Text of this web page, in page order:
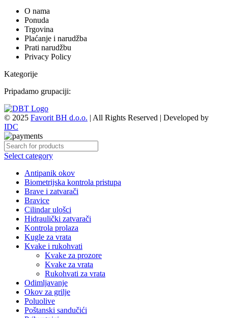
O nama
Ponuda
Trgovina
Plaćanje i narudžba
Prati narudžbu
Privacy Policy
Kategorije
Pripadamo grupaciji:
© 2025 Favorit BH d.o.o. | All Rights Reserved | Developed by
IDC
Select category
Antipanik okov
Biometrijska kontrola pristupa
Brave i zatvarači
Bravice
Cilindar ulošci
Hidraulički zatvarači
Kontrola prolaza
Kugle za vrata
Kvake i rukohvati
Kvake za prozore
Kvake za vrata
Rukohvati za vrata
Odimljavanje
Okov za grilje
Poluolive
Poštanski sandučići